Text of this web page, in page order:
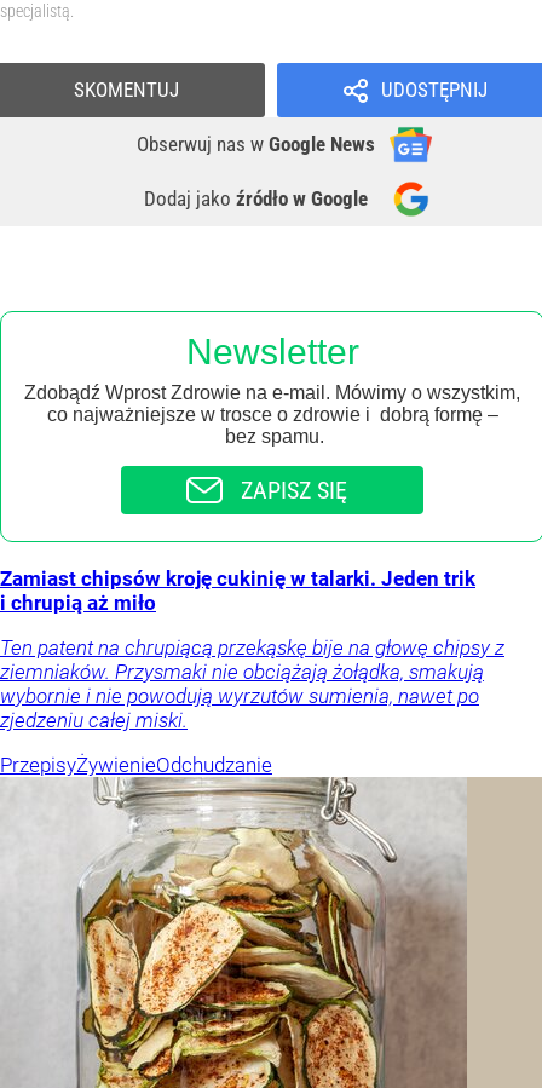
specjalistą.
UDOSTĘPNIJ
Obserwuj nas w Google News
Dodaj jako źródło w Google
SKOMENTUJ
Newsletter
Zdobądź Wprost Zdrowie na e-mail. Mówimy o wszystkim,
co najważniejsze w trosce o zdrowie i dobrą formę –
bez spamu.
ZAPISZ SIĘ
Zamiast chipsów kroję cukinię w talarki. Jeden trik
i chrupią aż miło
Ten patent na chrupiącą przekąskę bije na głowę chipsy z
ziemniaków. Przysmaki nie obciążają żołądka, smakują
wybornie i nie powodują wyrzutów sumienia, nawet po
zjedzeniu całej miski.
PrzepisyŻywienieOdchudzanie